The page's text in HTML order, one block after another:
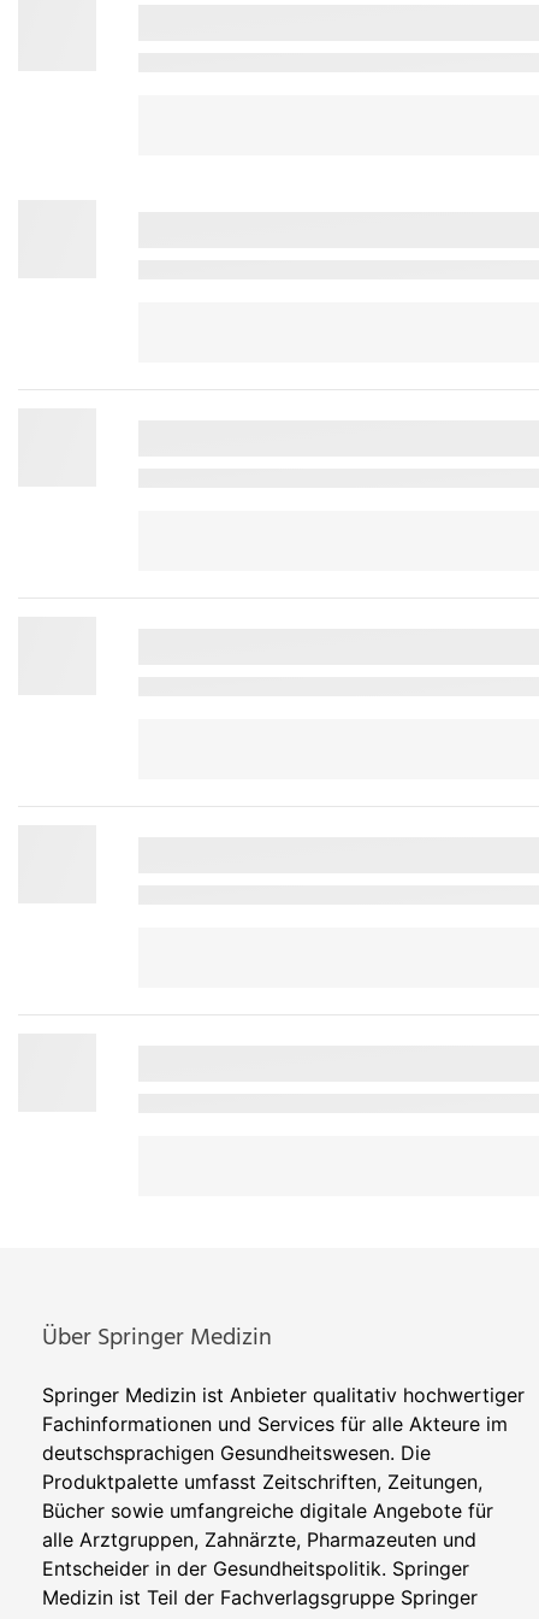
Über Springer Medizin
Springer Medizin ist Anbieter qualitativ hochwertiger
Fachinformationen und Services für alle Akteure im
deutschsprachigen Gesundheitswesen. Die
Produktpalette umfasst Zeitschriften, Zeitungen,
Bücher sowie umfangreiche digitale Angebote für
alle Arztgruppen, Zahnärzte, Pharmazeuten und
Entscheider in der Gesundheitspolitik. Springer
Medizin ist Teil der Fachverlagsgruppe Springer